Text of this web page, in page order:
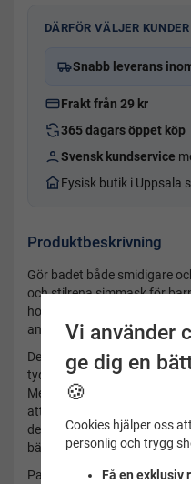
DÄRFÖR VÄLJER
Snabb leverans
Frakt från 29 kr
365 dagars öppet köp
Svensk kundservice
Fysisk butik i Uppsala
Produktbeskrivning
Gör badet både smidigare
och stilrena simmask för
hos många, och den mjuka
ansiktet utan att kännas
De böjda linserna ger ett
tydligare under vattnet –
Med den smarta
att ta av och på masken
dessutom behandlade med
bättre upplevelse i vattnet.
Passar lika bra i poolen som
Vi använder
ge dig en
🍪
Cookies hjälper oss
personlig och trygg
Få en exklusiv